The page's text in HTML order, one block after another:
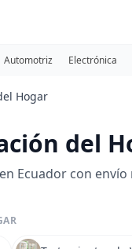
Automotriz Electrónica
Hogar
del
Ecuador con